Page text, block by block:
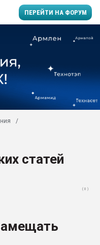
ПЕРЕЙТИ НА ФОРУМ
заводу пластмасс"
Подмосковье, Москва
статей
( 0 )